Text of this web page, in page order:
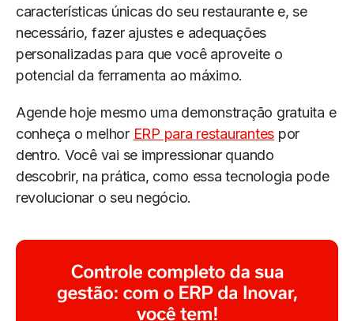
características únicas do seu restaurante e, se
necessário, fazer ajustes e adequações
personalizadas para que você aproveite o
potencial da ferramenta ao máximo.
Agende hoje mesmo uma demonstração gratuita e
conheça o melhor ERP para restaurantes por
dentro. Você vai se impressionar quando
descobrir, na prática, como essa tecnologia pode
revolucionar o seu negócio.